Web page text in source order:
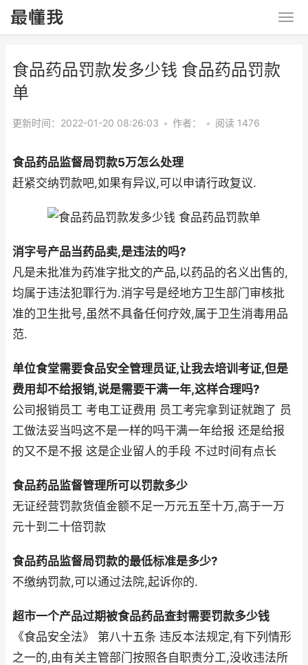
食品药品罚款发多少钱 食品药品罚款
单
更新时间：2022-01-20 08:26:03 • 作者： • 阅读 1476
食品药品监督局罚款5万怎么处理
赶紧交纳罚款吧,如果有异议,可以申请行政复议.
消字号产品当药品卖,是违法的吗?
凡是未批准为药准字批文的产品,以药品的名义出售的,
均属于违法犯罪行为.消字号是经地方卫生部门审核批
准的卫生批号,虽然不具备任何疗效,属于卫生消毒用品
范.
单位食堂需要食品安全管理员证,让我去培训考证,但是
费用却不给报销,说是需要干满一年,这样合理吗?
公司报销员工 考电工证费用 员工考完拿到证就跑了 员
工做法妥当吗这不是一样的吗干满一年给报 还是给报
的又不是不报 这是企业留人的手段 不过时间有点长
食品药品监督管理所可以罚款多少
无证经营罚款货值金额不足一万元五至十万,高于一万
元十到二十倍罚款
食品药品监督局罚款的最低标准是多少?
不缴纳罚款,可以通过法院,起诉你的.
超市一个产品过期被食品药品查封需要罚款多少钱
《食品安全法》 第八十五条 违反本法规定,有下列情形
之一的,由有关主管部门按照各自职责分工,没收违法所